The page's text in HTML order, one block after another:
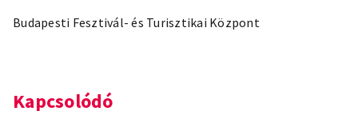
Budapesti Fesztivál- és Turisztikai Központ
Kapcsolódó